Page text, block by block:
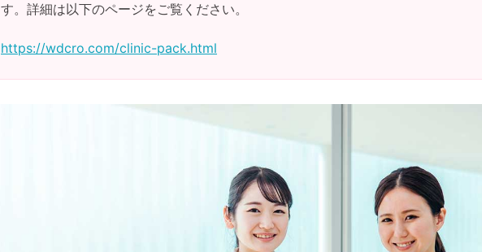
す。詳細は以下のページをご覧ください。
https://wdcro.com/clinic-pack.html